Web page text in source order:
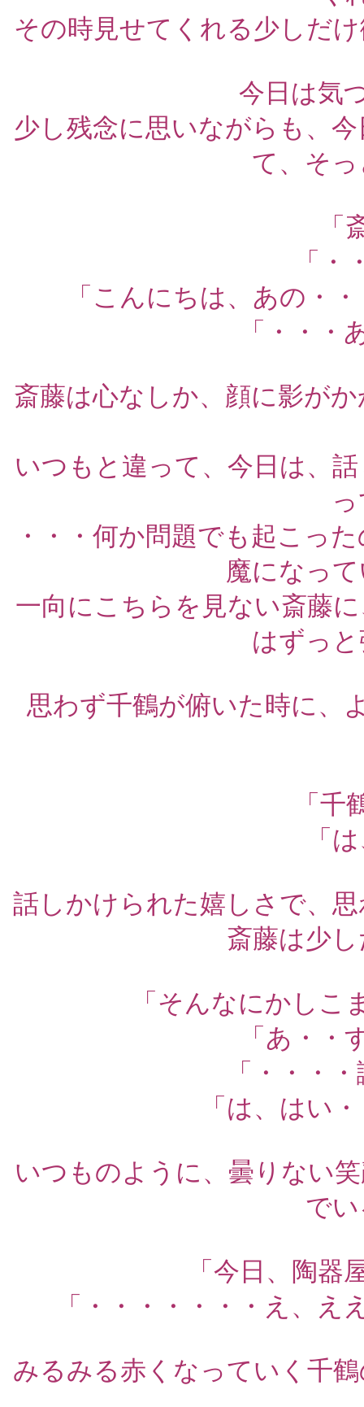
その時見せてくれる少しだ
今日は気
少し残念に思いながらも、
て、そ
「
「・
「こんにちは、あの・
「・・・
斎藤は心なしか、顔に影が
いつもと違って、今日は、
・・・何か問題でも起こっ
魔になっ
一向にこちらを見ない斎藤
はずっ
思わず千鶴が俯いた時に、
「千
「
話しかけられた嬉しさで、
斎藤は少
「そんなにかしこ
「あ・・
「・・・
「は、はい
いつものように、曇りない
で
「今日、陶器
「・・・・・・・え、
みるみる赤くなっていく千